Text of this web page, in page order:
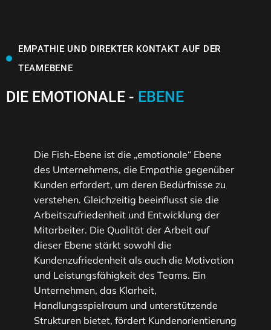
EMPATHIE UND DIREKTER KONTAKT AUF DER
TEAMEBENE
DIE EMOTIONALE - EBENE
Die Fish-Ebene ist die „emotionale“ Ebene
des Unternehmens, die Empathie gegenüber
Kunden erfordert, um deren Bedürfnisse zu
verstehen. Gleichzeitig beeinflusst sie die
Arbeitszufriedenheit und Entwicklung der
Mitarbeiter. Die Qualität der Arbeit auf
dieser Ebene stärkt sowohl die
Kundenzufriedenheit als auch die Motivation
und Leistungsfähigkeit des Teams. Ein
Unternehmen, das Klarheit,
Handlungsspielraum und unterstützende
Strukturen bietet, fördert Kundenorientierung